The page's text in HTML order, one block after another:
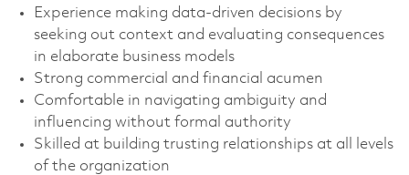
Experience making data-driven decisions by
seeking out context and evaluating consequences
in elaborate business models
Strong commercial and financial acumen
Comfortable in navigating ambiguity and
influencing without formal authority
Skilled at building trusting relationships at all levels
of the organization